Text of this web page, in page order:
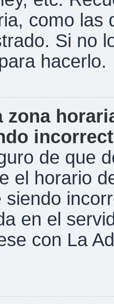
como las
Si no
hacerlo.
zona
de que
el horario
siendo
en el
con La